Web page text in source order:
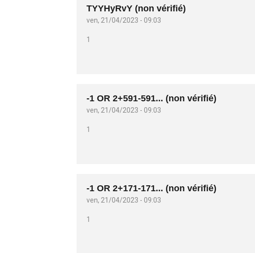
TYYHyRvY (non vérifié)
ven, 21/04/2023 - 09:03
1
-1 OR 2+591-591... (non vérifié)
ven, 21/04/2023 - 09:03
1
-1 OR 2+171-171... (non vérifié)
ven, 21/04/2023 - 09:03
1